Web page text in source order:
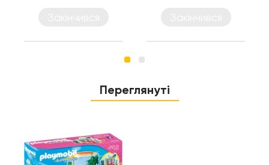
Переглянуті